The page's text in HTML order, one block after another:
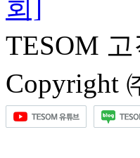
회]
TESOM
Copyright